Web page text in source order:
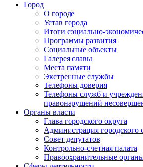
Город
О городе
Устав города
Итоги социально-
Программы развития
Социальные объекты
Галерея славы
Места памяти
Экстренные службы
Телефоны доверия
Телефоны служб и
правонарушений
Органы власти
Глава городского округа
Администрация городcкого
Совет депутатов
Контрольно-счетная палата
Правоохранительные